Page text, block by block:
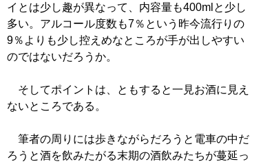
イとは少し趣が異なって、内容量も400mlと少し
多い。アルコール度数も7％という昨今流行りの
9％よりも少し控えめなところが手が出しやすい
のではないだろうか。
そしてポイントは、ともすると一見お酒に見え
ないところである。
筆者の周りには歩きながらだろうと電車の中だ
ろうと酒を飲みたがる末期の酒飲みたちが蔓延っ